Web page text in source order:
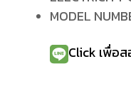
MODEL
Click เพื่อ